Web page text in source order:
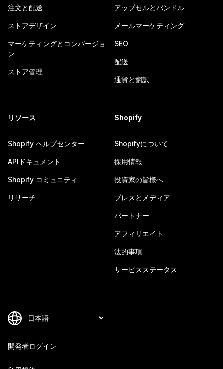
注文と配送
ストアデザイン
マーケティングとコンバージョ
ン
ストア管理
アップセルとバンドル
メールマーケティング
SEO
配送
通貨と翻訳
リソース
Shopify ヘルプセンター
APIドキュメント
Shopify コミュニティ
リサーチ
Shopify
Shopifyについて
採用情報
投資家の皆様へ
プレスとメディア
パートナー
アフィリエイト
法的事項
サービスステータス
開発者ログイン